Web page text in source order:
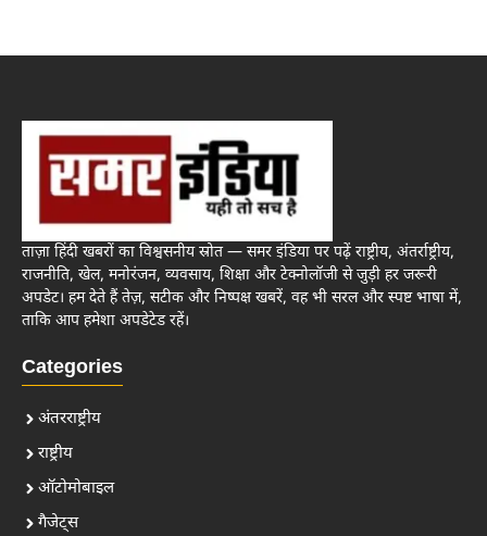
ताज़ा हिंदी खबरों का विश्वसनीय स्रोत — समर इंडिया पर पढ़ें राष्ट्रीय, अंतर्राष्ट्रीय,
राजनीति, खेल, मनोरंजन, व्यवसाय, शिक्षा और टेक्नोलॉजी से जुड़ी हर जरूरी
अपडेट। हम देते हैं तेज़, सटीक और निष्पक्ष खबरें, वह भी सरल और स्पष्ट भाषा में,
ताकि आप हमेशा अपडेटेड रहें।
Categories
अंतरराष्ट्रीय
राष्ट्रीय
ऑटोमोबाइल
गैजेट्स